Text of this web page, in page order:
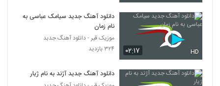
5310
آهنگ امین ثابت قدم بنام نمیشه که نمیشه
Mohammad Nematzadeh Safar
۲۴۳ بازدید
۰۲:۱۷ HD
دانلود آهنگ جدید سیامک عباسی به
نام زمان
موزیک قیر - دانلود آهنگ جدبد
۳۲۴ بازدید
دانلود آهنگ جدید آژند به نام ژیار